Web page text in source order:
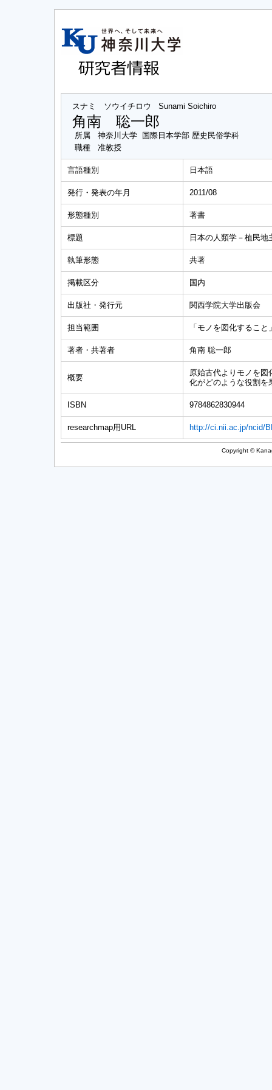
スナミ ソウイチロウ Sunami Soichiro
角南 聡一郎
所属
神奈川大学 国際日本学部 歴史民俗学科
職種
准教授
言語種別 日本語
発行・発表の年月 2011/08
形態種別 著書
標題 日本の人類学－植民
執筆形態 共著
掲載区分 国内
出版社・発行元 関西学院大学出版会
担当範囲 「モノを図化すること
著者・共著者 角南 聡一郎
概要
原始古代よりモノを
化がどのような役割を
ISBN 9784862830944
researchmap用URL http://ci.nii.ac.jp/ncid/
Copyright ©